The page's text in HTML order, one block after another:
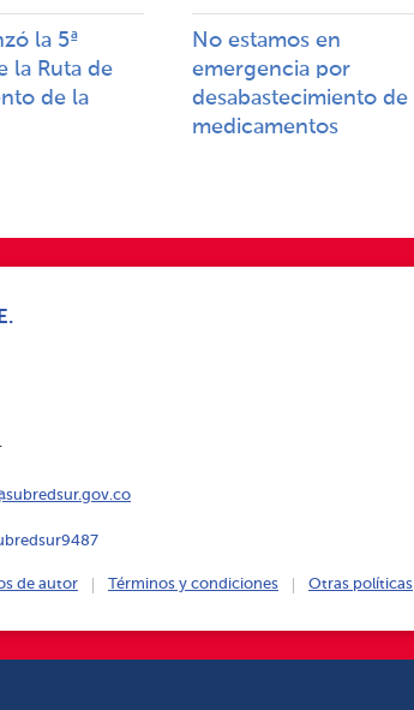
la 5ª
la Ruta de
de la
No estamos en
emergencia por
desabastecimiento de
medicamentos
de autor Términos y condiciones Otras políticas